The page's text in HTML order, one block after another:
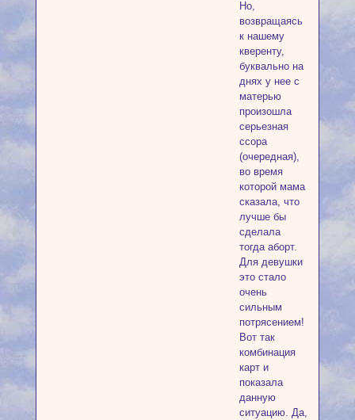
Но,
возвращаясь
к нашему
кверенту,
буквально на
днях у нее с
матерью
произошла
серьезная
ссора
(очередная),
во время
которой мама
сказала, что
лучше бы
сделала
тогда аборт.
Для девушки
это стало
очень
сильным
потрясением!
Вот так
комбинация
карт и
показала
данную
ситуацию. Да,